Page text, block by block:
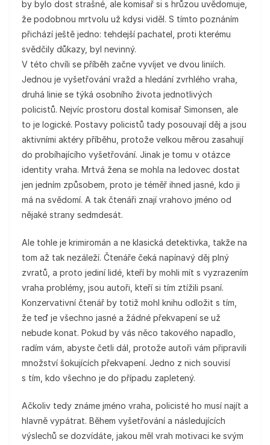
by bylo dost strašné, ale komisař si s hrůzou uvědomuje,
že podobnou mrtvolu už kdysi viděl. S tímto poznáním
přichází ještě jedno: tehdejší pachatel, proti kterému
svědčily důkazy, byl nevinný.
V této chvíli se příběh začne vyvíjet ve dvou liniích.
Jednou je vyšetřování vražd a hledání zvrhlého vraha,
druhá linie se týká osobního života jednotlivých
policistů. Nejvíc prostoru dostal komisař Simonsen, ale
to je logické. Postavy policistů tady posouvají děj a jsou
aktivními aktéry příběhu, protože velkou měrou zasahují
do probíhajícího vyšetřování. Jinak je tomu v otázce
identity vraha. Mrtvá žena se mohla na ledovec dostat
jen jedním způsobem, proto je téměř ihned jasné, kdo ji
má na svědomí. A tak čtenáři znají vrahovo jméno od
nějaké strany sedmdesát.
Ale tohle je krimiromán a ne klasická detektivka, takže na
tom až tak nezáleží. Čtenáře čeká napínavý děj plný
zvratů, a proto jediní lidé, kteří by mohli mít s vyzrazením
vraha problémy, jsou autoři, kteří si tím ztížili psaní.
Konzervativní čtenář by totiž mohl knihu odložit s tím,
že teď je všechno jasné a žádné překvapení se už
nebude konat. Pokud by vás něco takového napadlo,
radím vám, abyste četli dál, protože autoři vám připravili
množství šokujících překvapení. Jedno z nich souvisí
s tím, kdo všechno je do případu zapletený.
Ačkoliv tedy známe jméno vraha, policisté ho musí najít a
hlavně vypátrat. Během vyšetřování a následujících
výslechů se dozvídáte, jakou měl vrah motivaci ke svým